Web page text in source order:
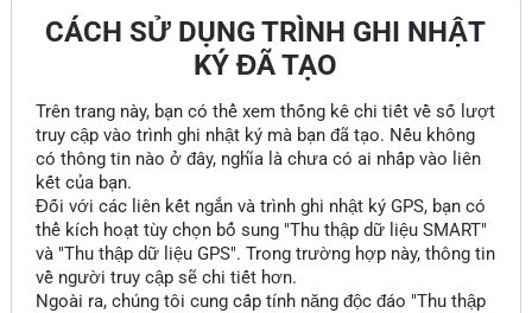
CÁCH SỬ DỤNG TRÌNH GHI NHẬT
KÝ ĐÃ TẠO
Trên trang này, bạn có thể xem thống kê chi tiết về số lượt
truy cập vào trình ghi nhật ký mà bạn đã tạo. Nếu không
có thông tin nào ở đây, nghĩa là chưa có ai nhấp vào liên
kết của bạn.
Đối với các liên kết ngắn và trình ghi nhật ký GPS, bạn có
thể kích hoạt tùy chọn bổ sung "Thu thập dữ liệu SMART"
và "Thu thập dữ liệu GPS". Trong trường hợp này, thông tin
về người truy cập sẽ chi tiết hơn.
Ngoài ra, chúng tôi cung cấp tính năng độc đáo "Thu thập